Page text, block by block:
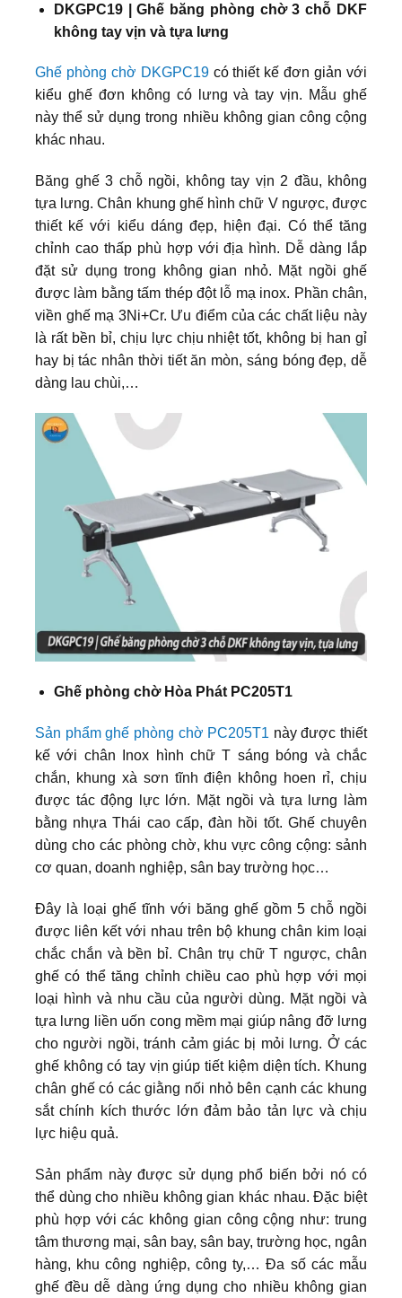
DKGPC19 | Ghế băng phòng chờ 3 chỗ DKF
không tay vịn và tựa lưng
Ghế phòng chờ DKGPC19có thiết kế đơn giản với
kiểu ghế đơn không có lưng và tay vịn. Mẫu ghế
này thể sử dụng trong nhiều không gian công cộng
khác nhau.
Băng ghế 3 chỗ ngồi, không tay vịn 2 đầu, không
tựa lưng. Chân khung ghế hình chữ V ngược, được
thiết kế với kiểu dáng đẹp, hiện đại. Có thể tăng
chỉnh cao thấp phù hợp với địa hình. Dễ dàng lắp
đặt sử dụng trong không gian nhỏ. Mặt ngồi ghế
được làm bằng tấm thép đột lỗ mạ inox. Phần chân,
viền ghế mạ 3Ni+Cr. Ưu điểm của các chất liệu này
là rất bền bỉ, chịu lực chịu nhiệt tốt, không bị han gỉ
hay bị tác nhân thời tiết ăn mòn, sáng bóng đẹp, dễ
dàng lau chùi,…
Ghế phòng chờ Hòa Phát PC205T1
Sản phẩm ghế phòng chờ PC205T1 này được thiết
kế với chân Inox hình chữ T sáng bóng và chắc
chắn, khung xà sơn tĩnh điện không hoen rỉ, chịu
được tác động lực lớn. Mặt ngồi và tựa lưng làm
bằng nhựa Thái cao cấp, đàn hồi tốt. Ghế chuyên
dùng cho các phòng chờ, khu vực công cộng: sảnh
cơ quan, doanh nghiệp, sân bay trường học…
Đây là loại ghế tĩnh với băng ghế gồm 5 chỗ ngồi
được liên kết với nhau trên bộ khung chân kim loại
chắc chắn và bền bỉ. Chân trụ chữ T ngược, chân
ghế có thể tăng chỉnh chiều cao phù hợp với mọi
loại hình và nhu cầu của người dùng. Mặt ngồi và
tựa lưng liền uốn cong mềm mại giúp nâng đỡ lưng
cho người ngồi, tránh cảm giác bị mỏi lưng. Ở các
ghế không có tay vịn giúp tiết kiệm diện tích. Khung
chân ghế có các giằng nối nhỏ bên cạnh các khung
sắt chính kích thước lớn đảm bảo tản lực và chịu
lực hiệu quả.
Sản phẩm này được sử dụng phổ biến bởi nó có
thể dùng cho nhiều không gian khác nhau. Đặc biệt
phù hợp với các không gian công cộng như: trung
tâm thương mại, sân bay, sân bay, trường học, ngân
hàng, khu công nghiệp, công ty,… Đa số các mẫu
ghế đều dễ dàng ứng dụng cho nhiều không gian